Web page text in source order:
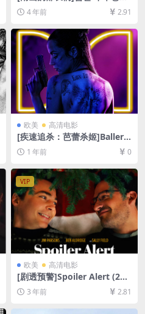
(2020)[百度网盘+迅雷云盘资
源1080P超清未删减][MP4/7.
2GB][韩语中字]
4 年前 2.91
欧美 高清电影
[疾速追杀：芭蕾杀姬]Ballerin
a (2025)[百度网盘+夸克网盘1
080P超清未删减资源][网盘在
线播放/下载][MP4/21GB][中
英字幕]
1 年前 0
VIP
欧美 高清电影
[剧透预警]Spoiler Alert (202
2)[百度网盘+迅雷云盘资源10
80P超清未删减][MP4/7GB]
3 年前 2.81